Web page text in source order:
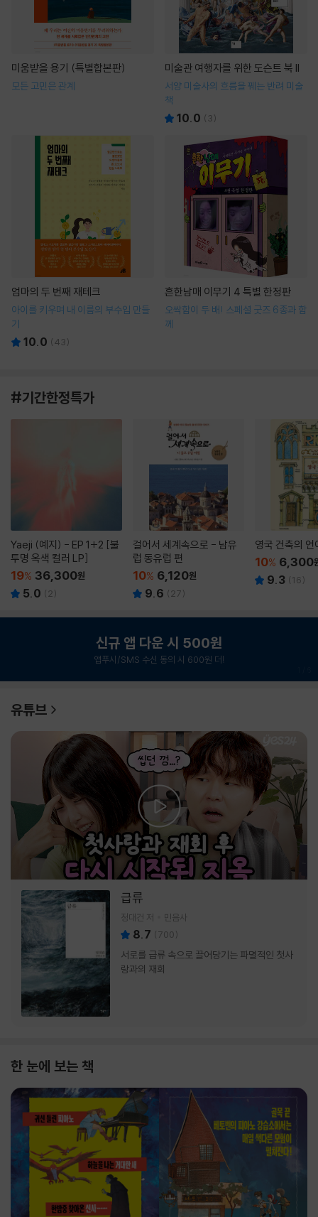
미움받을 용기 (특별합본판)
모든 고민은 관계
미술관 여행자를 위한 도슨트 북 II
서양 미술사의 흐름을 꿰는 반려 미술
책
10.0 ( 3)
엄마의 두 번째 재테크
아이를 키우며 내 이름의 부수입 만들
기
10.0 (43)
흔한남매 이무기 4 특별 한정판
오싹함이 두 배! 스페셜 굿즈 6종과 함
께
#기간한정특가
Yaeji (예지) - EP 1+2 [불
투명 옥색 컬러 LP]
19% 36,300원
5.0 ( 2)
걸어서 세계속으로 - 남유
럽 동유럽 편
10% 6,120원
9.6 ( 27)
영국 건축의 언
10% 6,300
9.3 (16)
신규 앱 다운 시 500원
앱푸시/SMS 수신 동의 시 600원 더!
유튜브
급류
정대건 저 민음사
8.7 (700)
서로를 급류 속으로 끌어당기는 파멸적인 첫사
랑과의 재회
한 눈에 보는 책